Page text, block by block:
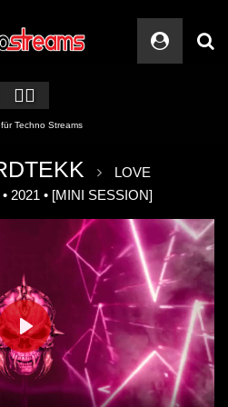
🏳️‍🌈
Techno Streams
LOVE
2021 • [MINI SESSION]
PLAY